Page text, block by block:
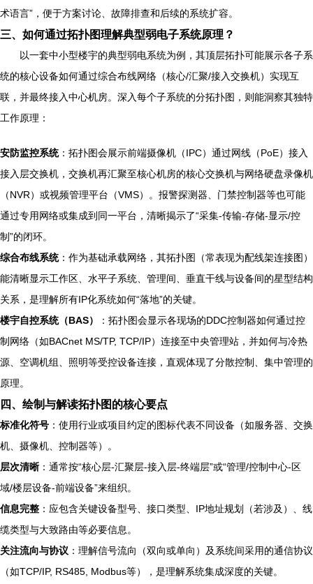
术语言”，便于方案讨论、故障排查和后续的系统扩容。
三、如何通过拓扑图理解典型弱电子系统原理？
以一套中小型楼宇的典型弱电系统为例，其顶层拓扑可能展示各子系
统的核心设备如何通过综合布线网络（核心/汇聚/接入交换机）实现互
联，并最终接入中心机房。深入每个子系统的分拓扑图，则能洞察其独特
工作原理：
安防监控系统：拓扑图会展示前端摄像机（IPC）通过网线（PoE）接入
接入层交换机，交换机再汇聚至核心机房的核心交换机与网络硬盘录像机
（NVR）或视频管理平台（VMS）。报警探测器、门禁控制器等也可能
通过专用网络或集成到同一平台，清晰揭示了“采集-传输-存储-显示/控
制”的闭环。
综合布线系统：作为基础承载网络，其拓扑图（常表现为配线架连接图）
能清晰显示工作区、水平子系统、管理间、垂直干线与设备间的星型结构
关系，是理解所有IP化系统如何“落地”的关键。
楼宇自控系统（BAS）
：拓扑图会显示各现场的DDC控制器如何通过控
制网络（如BACnet MS/TP, TCP/IP）连接至中央管理站，并如何与冷热
源、空调机组、照明等受控设备连接，直观体现了分散控制、集中管理的
原理。
四、绘制与解读拓扑图的核心要点
标准化符号 ：使用行业或项目约定的图标代表不同设备（如服务器、交换
机、摄像机、控制器等）。
层次清晰：通常按“核心层-汇聚层-接入层-终端层”或“管理/控制中心-区
域/楼层设备-前端设备”来组织。
信息完整 ：应包含关键设备型号、接口类型、IP地址规划（若涉及）、线
缆类型与大致路由等必要信息。
关注流向与协议 ：理解信号流向（双向或单向）及系统间采用的通信协议
（如TCP/IP, RS485, Modbus等），是理解系统集成深度的关键。